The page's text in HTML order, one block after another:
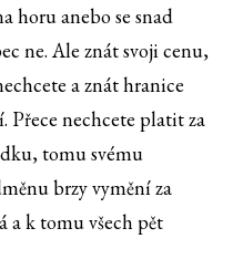
horu anebo se snad
ne. Ale znát svoji cenu,
a znát hranice
Přece nechcete platit za
tomu svému
brzy vymění za
a k tomu všech pět